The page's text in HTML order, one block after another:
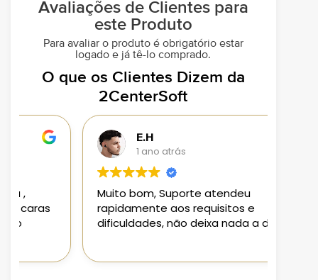
Avaliações de Clientes para
este Produto
Para avaliar o produto é obrigatório estar
logado e já tê-lo comprado.
O que os Clientes Dizem da
2CenterSoft
1 ano atrás
Muito bom, Suporte atendeu
rapidamente aos requisitos e
dificuldades, não deixa nada a desejar